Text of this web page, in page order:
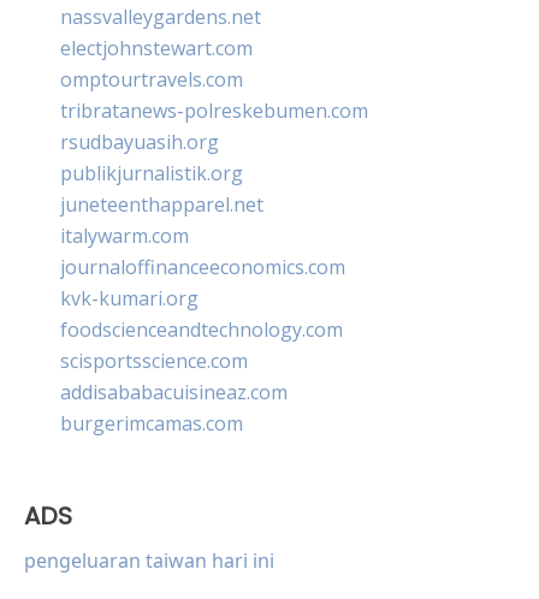
nassvalleygardens.net
electjohnstewart.com
omptourtravels.com
tribratanews-polreskebumen.com
rsudbayuasih.org
publikjurnalistik.org
juneteenthapparel.net
italywarm.com
journaloffinanceeconomics.com
kvk-kumari.org
foodscienceandtechnology.com
scisportsscience.com
addisababacuisineaz.com
burgerimcamas.com
ADS
pengeluaran taiwan hari ini